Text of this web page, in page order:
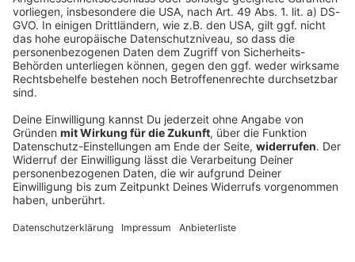
chancenlos
Kurz vor der sehnsüchtig erwarteten Ventoux-Etappe
mischt Liane Lippert vorn mit am sechsten Tag der
Tour. Doch im Sprint reicht es nicht für ihren